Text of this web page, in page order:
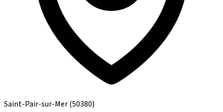
Saint-Pair-sur-Mer(50380)